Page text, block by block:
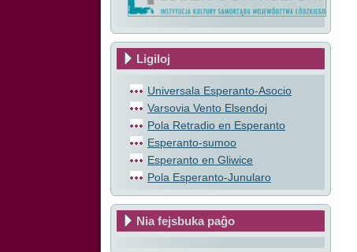
Ligiloj
Universala Esperanto-Asocio
Varsovia Vento Elsendoj
Pola Retradio en Esperanto
Esperanto-sumoo
Esperanto en Gliwice
Pola Esperanto-Junularo
Nia fejsbuka paĝo